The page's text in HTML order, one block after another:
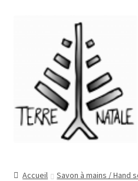
navigation
Accueil Savon à mains / Hand